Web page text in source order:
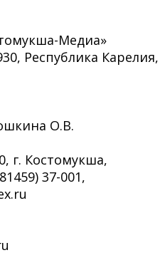
Медиа»
Республика Карелия,
О.В.
г. Костомукша,
37-001,